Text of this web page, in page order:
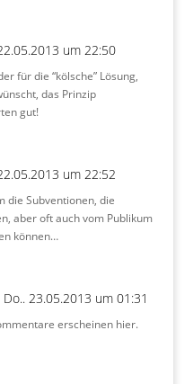
um 22:50
für die “kölsche” Lösung,
das Prinzip
gut!
um 22:52
die Subventionen, die
aber oft auch vom Publikum
können…
Do.. 23.05.2013 um 01:31
erscheinen hier.